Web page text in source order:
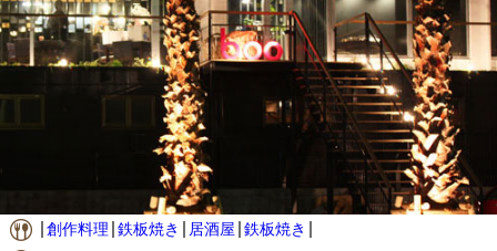
創作料理 鉄板焼き 居酒屋 鉄板焼き